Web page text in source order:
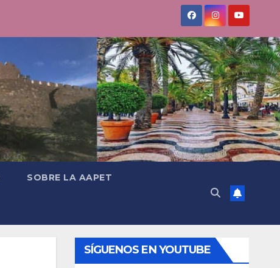
SOBRE LA AAPET
SÍGUENOS EN YOUTUBE